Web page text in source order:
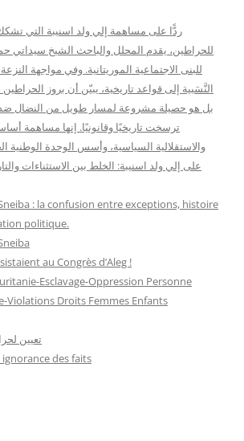
ردًّا على مساهمة إلي ولد اسنيبة التي
للحراطين، يقدم المحلل والباحث الشيخ سيداتي
للبنى الاجتماعية الموريتانية. وفي مواجهة
النَّسَبية إلى قواعد تاريخية، يبيّن أن بروز
بل هو حصيلة مشروعة لمسار طويل من النضال ضد
ترسخت تاريخيًا وقانونيًا. إنها مساهمة
والاستقلالية السياسية، وأسس الوحدة الوطنية
على إلي ولد اسنيبة: الخلط بين الاستثناءات
: la confusion entre exceptions, histoire
politique.
au Congrès d’Aleg !
Esclavage-Oppression Personne
Violations Droits Femmes Enfants
تعيين
des faits